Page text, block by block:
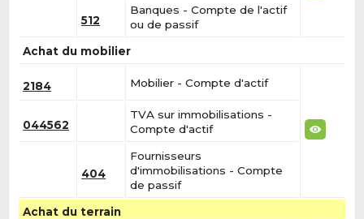
512
Banques - Compte de l'actif
ou de passif
Achat du mobilier
2184 Mobilier - Compte d'actif
044562
TVA sur immobilisations -
Compte d'actif
404
Fournisseurs
d'immobilisations - Compte
de passif
Achat du terrain